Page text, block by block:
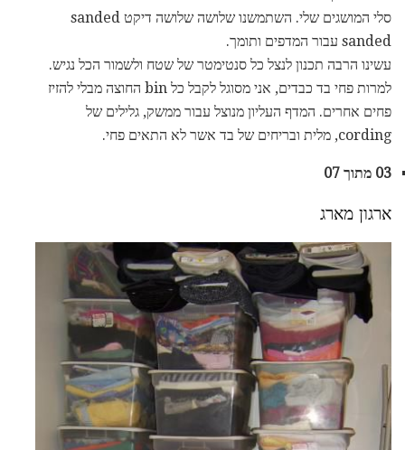
סלי המושגים שלי. השתמשנו שלושה שלושה דיקט sanded
sanded עבור המדפים ותומך.
עשינו הרבה תכנון לנצל כל סנטימטר של שטח ולשמור הכל נגיש.
למרות פחי בד כבדים, אני מסוגל לקבל כל bin החוצה מבלי להזיז
פחים אחרים. המדף העליון מנוצל עבור ממשק, גלילים של
cording, מלית ובריחים של בד אשר לא התאים פחי.
03 מתוך 07
ארגון מארג